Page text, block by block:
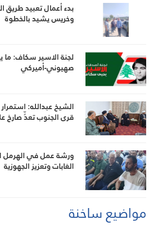
بدء أعمال تعبيد طريق
وخريس يشيد بالخطوة
لجنة الاسير سكاف:
صهيوني-أميركي
الشيخ عبدالله:
قرى الجنوب تعدٍّ صارخ
ورشة عمل في الهرمل
الغابات وتعزيز الجهوزية
مواضيع ساخنة